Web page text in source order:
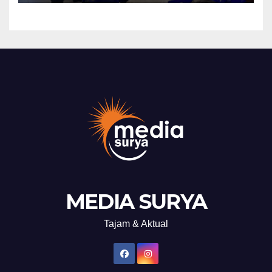
MEDIA SURYA
Tajam & Aktual